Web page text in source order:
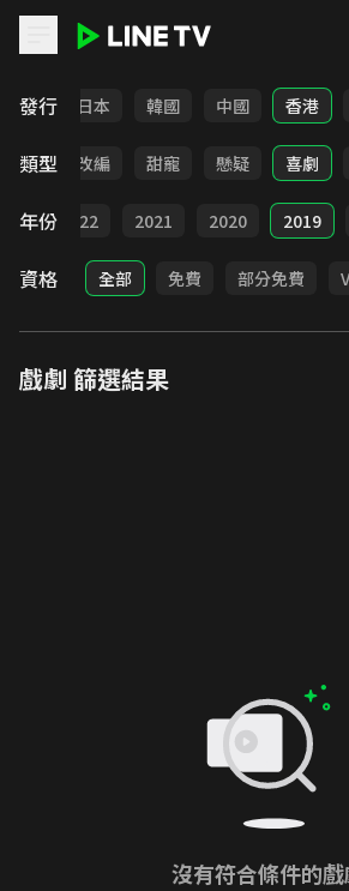
發行
台灣 日本 韓國 中國 香港
類型
都會 改編 甜寵 懸疑 喜劇
年份 2022 2021 2020 2019
資格 全部 免費 部分免費
戲劇 篩選結果
沒有符合條件的戲